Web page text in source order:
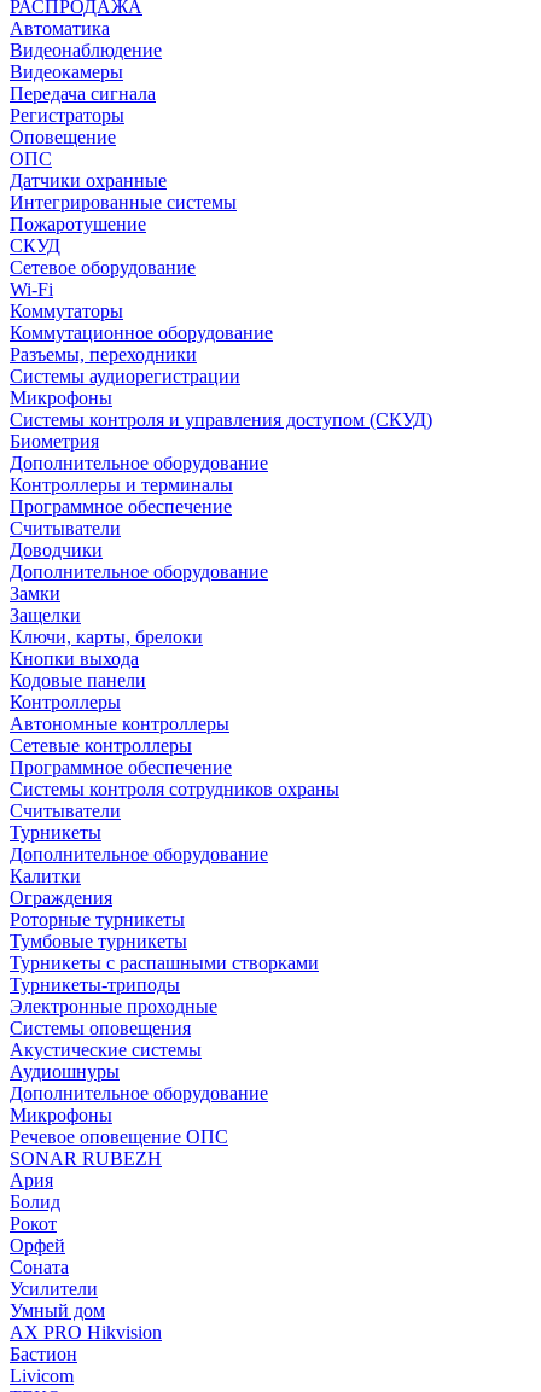
РАСПРОДАЖА
Автоматика
Видеонаблюдение
Видеокамеры
Передача сигнала
Регистраторы
Оповещение
ОПС
Датчики охранные
Интегрированные системы
Пожаротушение
СКУД
Сетевое оборудование
Wi-Fi
Коммутаторы
Коммутационное оборудование
Разъемы, переходники
Системы аудиорегистрации
Микрофоны
Системы контроля и управления доступом (СКУД)
Биометрия
Дополнительное оборудование
Контроллеры и терминалы
Программное обеспечение
Считыватели
Доводчики
Дополнительное оборудование
Замки
Защелки
Ключи, карты, брелоки
Кнопки выхода
Кодовые панели
Контроллеры
Автономные контроллеры
Сетевые контроллеры
Программное обеспечение
Системы контроля сотрудников охраны
Считыватели
Турникеты
Дополнительное оборудование
Калитки
Ограждения
Роторные турникеты
Тумбовые турникеты
Турникеты с распашными створками
Турникеты-триподы
Электронные проходные
Системы оповещения
Акустические системы
Аудиошнуры
Дополнительное оборудование
Микрофоны
Речевое оповещение ОПС
SONAR RUBEZH
Ария
Болид
Рокот
Орфей
Соната
Усилители
Умный дом
AX PRO Hikvision
Бастион
Livicom